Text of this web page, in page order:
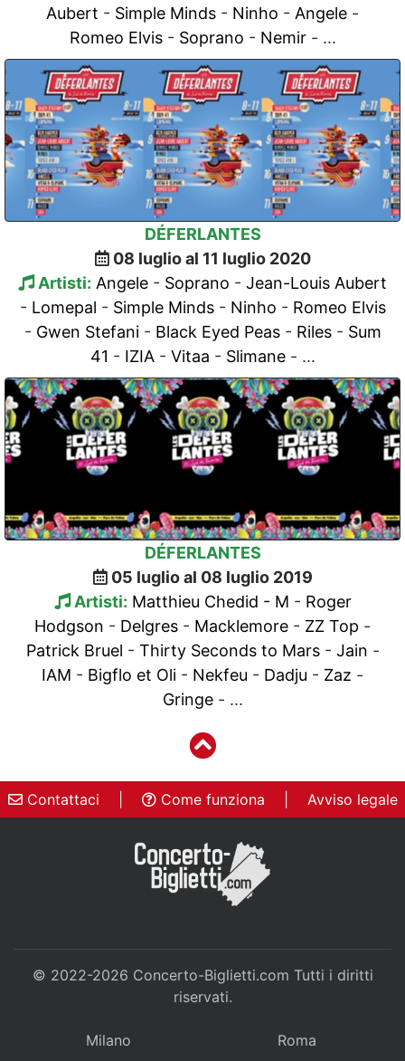
Aubert - Simple Minds - Ninho - Angele -
Romeo Elvis- Soprano - Nemir- ...
DÉFERLANTES
08 luglio al 11 luglio 2020
Artisti: Angele - Soprano - Jean-Louis Aubert
- Lomepal - Simple Minds- Ninho - Romeo Elvis
- Gwen Stefani- Black Eyed Peas- Riles- Sum
41 - IZIA- Vitaa - Slimane- ...
DÉFERLANTES
05 luglio al 08 luglio 2019
Artisti: Matthieu Chedid - M - Roger
Hodgson - Delgres - Macklemore - ZZ Top -
Patrick Bruel - Thirty Seconds to Mars- Jain -
IAM - Bigflo et Oli - Nekfeu - Dadju - Zaz -
Gringe- ...
Contattaci Come funziona Avviso legale
© 2022-2026 Concerto-Biglietti.com Tutti i diritti
riservati.
Milano Roma